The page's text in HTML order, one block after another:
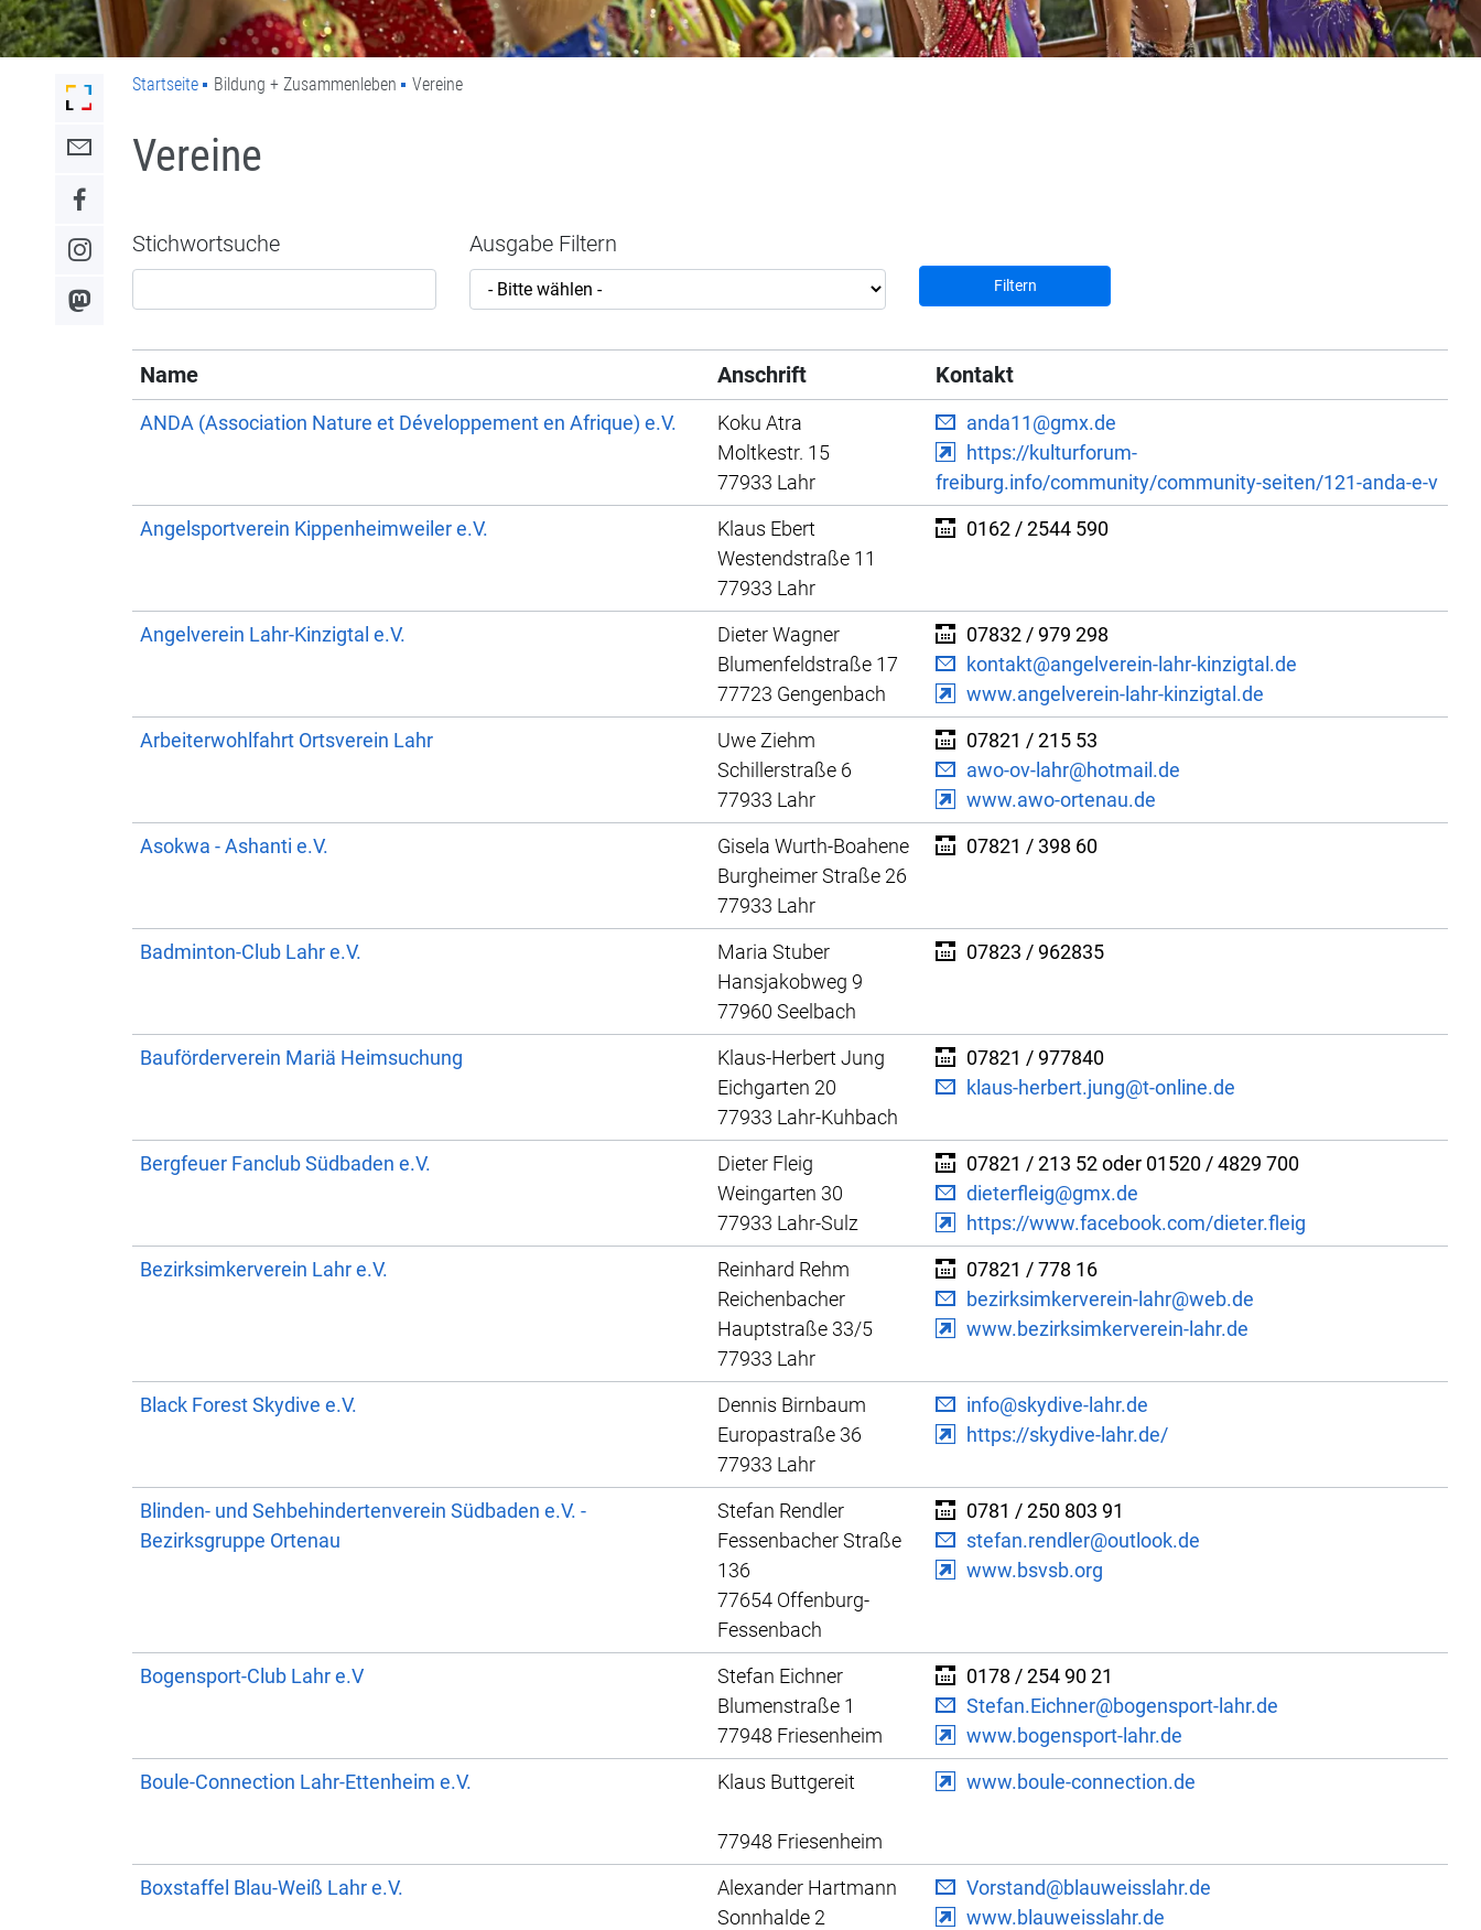
Link zur Startseite der Stadt Lahr
Link zum Kontaktformular
Link zum Facebook-Auftritt
Link zum Instagram-Auftritt
Link zum Mastodon-Kanal
Startseite Bildung + Zusammenleben Vereine
Vereine
Stichwortsuche Ausgabe Filtern
Filtern
Name Anschrift Kontakt
ANDA (Association Nature et Développement en Afrique) e.V.
Koku Atra
Moltkestr. 15
77933 Lahr
anda11@gmx.de
https://kulturforum-
freiburg.info/community/community-seiten/121-anda-e-v
Angelsportverein Kippenheimweiler e.V.
Klaus Ebert
Westendstraße 11
77933 Lahr
0162 / 2544 590
Angelverein Lahr-Kinzigtal e.V.
Dieter Wagner
Blumenfeldstraße 17
77723 Gengenbach
07832 / 979 298
kontakt@angelverein-lahr-kinzigtal.de
www.angelverein-lahr-kinzigtal.de
Arbeiterwohlfahrt Ortsverein Lahr
Uwe Ziehm
Schillerstraße 6
77933 Lahr
07821 / 215 53
awo-ov-lahr@hotmail.de
www.awo-ortenau.de
Asokwa - Ashanti e.V.
Gisela Wurth-Boahene
Burgheimer Straße 26
77933 Lahr
07821 / 398 60
Badminton-Club Lahr e.V.
Maria Stuber
Hansjakobweg 9
77960 Seelbach
07823 / 962835
Bauförderverein Mariä Heimsuchung
Klaus-Herbert Jung
Eichgarten 20
77933 Lahr-Kuhbach
07821 / 977840
klaus-herbert.jung@t-online.de
Bergfeuer Fanclub Südbaden e.V.
Dieter Fleig
Weingarten 30
77933 Lahr-Sulz
07821 / 213 52 oder 01520 / 4829 700
dieterfleig@gmx.de
https://www.facebook.com/dieter.fleig
Bezirksimkerverein Lahr e.V.
Reinhard Rehm
Reichenbacher
Hauptstraße 33/5
77933 Lahr
07821 / 778 16
bezirksimkerverein-lahr@web.de
www.bezirksimkerverein-lahr.de
Black Forest Skydive e.V.
Dennis Birnbaum
Europastraße 36
77933 Lahr
info@skydive-lahr.de
https://skydive-lahr.de/
Blinden- und Sehbehindertenverein Südbaden e.V. -
Bezirksgruppe Ortenau
Stefan Rendler
Fessenbacher Straße
136
77654 Offenburg-
Fessenbach
0781 / 250 803 91
stefan.rendler@outlook.de
www.bsvsb.org
Bogensport-Club Lahr e.V
Stefan Eichner
Blumenstraße 1
77948 Friesenheim
0178 / 254 90 21
Stefan.Eichner@bogensport-lahr.de
www.bogensport-lahr.de
Boule-Connection Lahr-Ettenheim e.V.
Klaus Buttgereit
77948 Friesenheim
www.boule-connection.de
Boxstaffel Blau-Weiß Lahr e.V.
Alexander Hartmann
Sonnhalde 2
Vorstand@blauweisslahr.de
www.blauweisslahr.de